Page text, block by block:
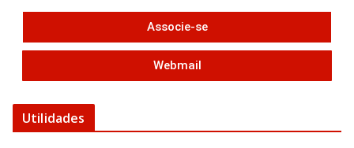
Associe-se
Webmail
Utilidades